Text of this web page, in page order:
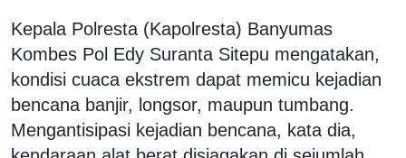
Kepala Polresta (Kapolresta) Banyumas
Kombes Pol Edy Suranta Sitepu mengatakan,
kondisi cuaca ekstrem dapat memicu kejadian
bencana banjir, longsor, maupun tumbang.
Mengantisipasi kejadian bencana, kata dia,